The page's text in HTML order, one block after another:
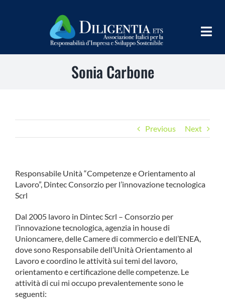
TEAMS
LEARN
PROGRAMS
COMMUNITY
LOGIN
Sonia Carbone
Previous Next
Responsabile Unità “Competenze e Orientamento al
Lavoro”, Dintec Consorzio per l’innovazione tecnologica
Scrl
Dal 2005 lavoro in Dintec Scrl – Consorzio per
l’innovazione tecnologica, agenzia in house di
Unioncamere, delle Camere di commercio e dell’ENEA,
dove sono Responsabile dell’Unità Orientamento al
Lavoro e coordino le attività sui temi del lavoro,
orientamento e certificazione delle competenze. Le
attività di cui mi occupo prevalentemente sono le
seguenti: